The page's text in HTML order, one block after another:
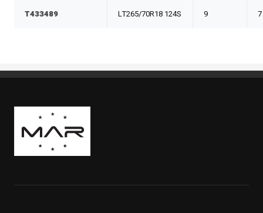
T433489 LT265/70R18 124S 9 7
Boutique Mags à Rabais